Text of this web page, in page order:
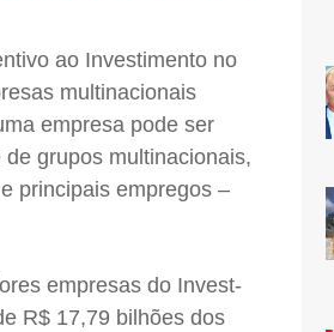
ao Investimento no
multinacionais
empresa pode ser
grupos multinacionais,
principais empregos –
empresas do Invest-
R$ 17,79 bilhões dos